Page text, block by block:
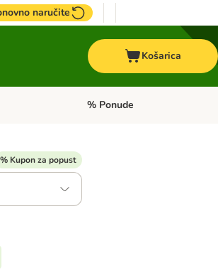
naručite
Košarica
+ VET hrana Pregled kategorija: Top marke
% Ponude
% Kupon za popust